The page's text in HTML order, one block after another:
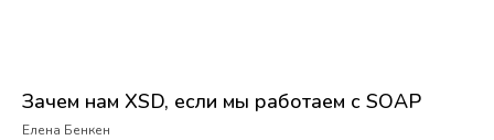
Зачем нам XSD, если мы работаем с SOAP
Елена Бенкен